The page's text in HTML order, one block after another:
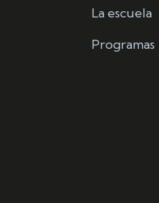
La escuela
Programas